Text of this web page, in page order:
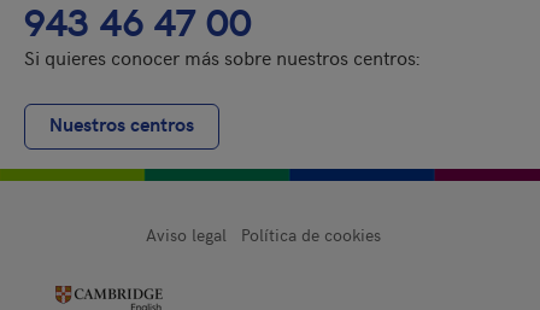
visitante
humano y
prevenir
envíos de
spam
automatizado.
943 46 47 00
Si quieres conocer más sobre nuestros centros:
Nuestros centros
Aviso legal Política de cookies